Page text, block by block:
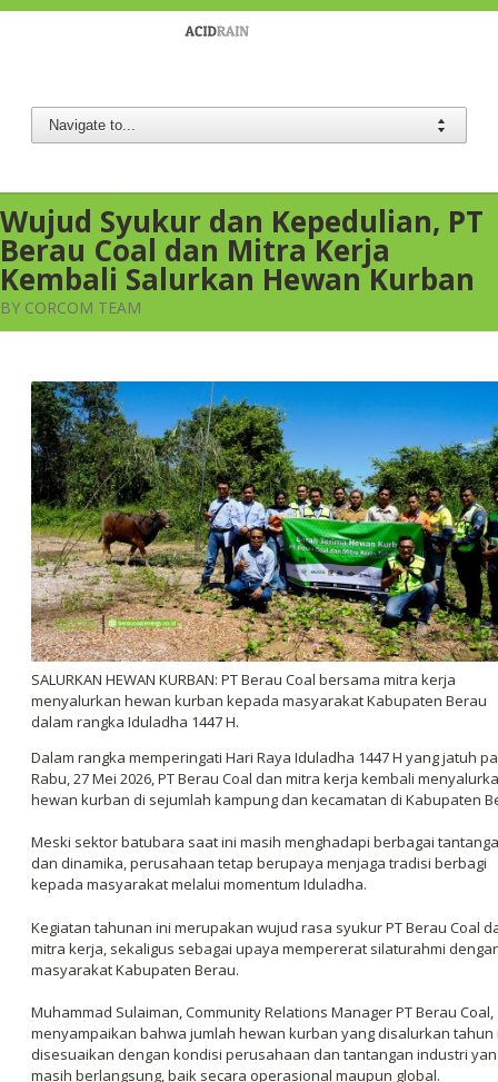
Wujud Syukur dan Kepedulian, PT
Berau Coal dan Mitra Kerja
Kembali Salurkan Hewan Kurban
BY CORCOM TEAM
SALURKAN HEWAN KURBAN: PT Berau Coal bersama mitra kerja
menyalurkan hewan kurban kepada masyarakat Kabupaten Berau
dalam rangka Iduladha 1447 H.
Dalam rangka memperingati Hari Raya Iduladha 1447 H yang jatuh
Rabu, 27 Mei 2026, PT Berau Coal dan mitra kerja kembali
hewan kurban di sejumlah kampung dan kecamatan di Kabupaten
Meski sektor batubara saat ini masih menghadapi berbagai
dan dinamika, perusahaan tetap berupaya menjaga tradisi berbagi
kepada masyarakat melalui momentum Iduladha.
Kegiatan tahunan ini merupakan wujud rasa syukur PT Berau Coal
mitra kerja, sekaligus sebagai upaya mempererat silaturahmi
masyarakat Kabupaten Berau.
Muhammad Sulaiman, Community Relations Manager PT Berau Coal,
menyampaikan bahwa jumlah hewan kurban yang disalurkan tahun
disesuaikan dengan kondisi perusahaan dan tantangan industri
masih berlangsung, baik secara operasional maupun global.